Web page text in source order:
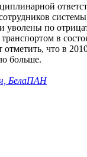
уволены по
в
что в
больше.
БелаПАН